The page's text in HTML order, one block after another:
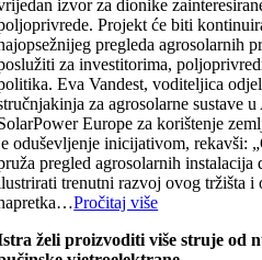
izvor za dionike
Projekt će biti
pregleda agrosolarnih
za investitorima,
Eva Vandest, voditeljica
za agrosolarne sustave
Europe za korištenje
oduševljenje inicijativom, rekavši:
pregled agrosolarnih
trenutni razvoj ovog tržišta i
Pročitaj više
želi proizvoditi više struje od